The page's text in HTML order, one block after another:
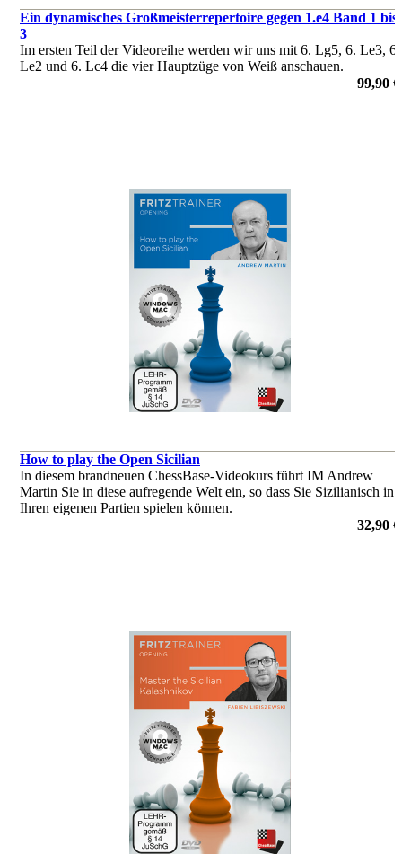
Ein dynamisches Großmeisterrepertoire gegen 1.e4 Band 1 bis
3
Im ersten Teil der Videoreihe werden wir uns mit 6. Lg5, 6. Le3, 6.
Le2 und 6. Lc4 die vier Hauptzüge von Weiß anschauen.
99,90 €
How to play the Open Sicilian
In diesem brandneuen ChessBase-Videokurs führt IM Andrew
Martin Sie in diese aufregende Welt ein, so dass Sie Sizilianisch in
Ihren eigenen Partien spielen können.
32,90 €